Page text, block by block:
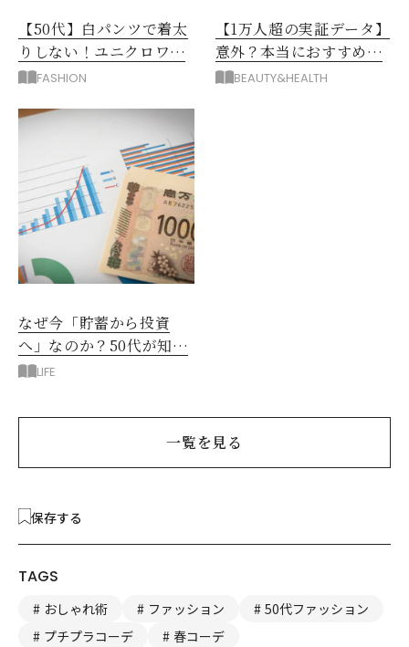
【50代】白パンツで着太
りしない！ユニクロワイ
ドパンツ夏の着回しテク
FASHION
【1万人超の実証データ】
意外？本当におすすめな
運動とストレス解消法と
BEAUTY&HEALTH
なぜ今「貯蓄から投資
へ」なのか？50代が知る
べきお金の新常識
LIFE
一覧を見る
保存する
TAGS
おしゃれ術 ファッション
50代ファッション
プチプラコーデ
春コーデ